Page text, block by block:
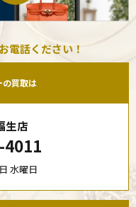
電話ください！
の買取は
生店
水曜日